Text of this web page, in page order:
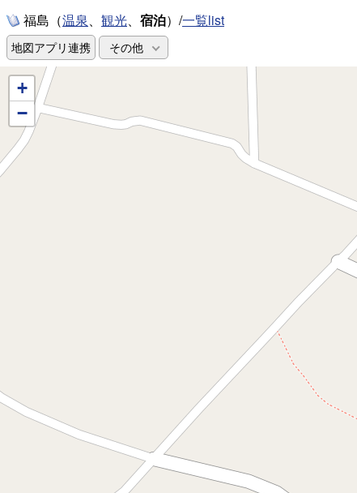
福島（温泉 、 観光、 宿泊）/一覧list
地図アプリ連携 その他
+
−